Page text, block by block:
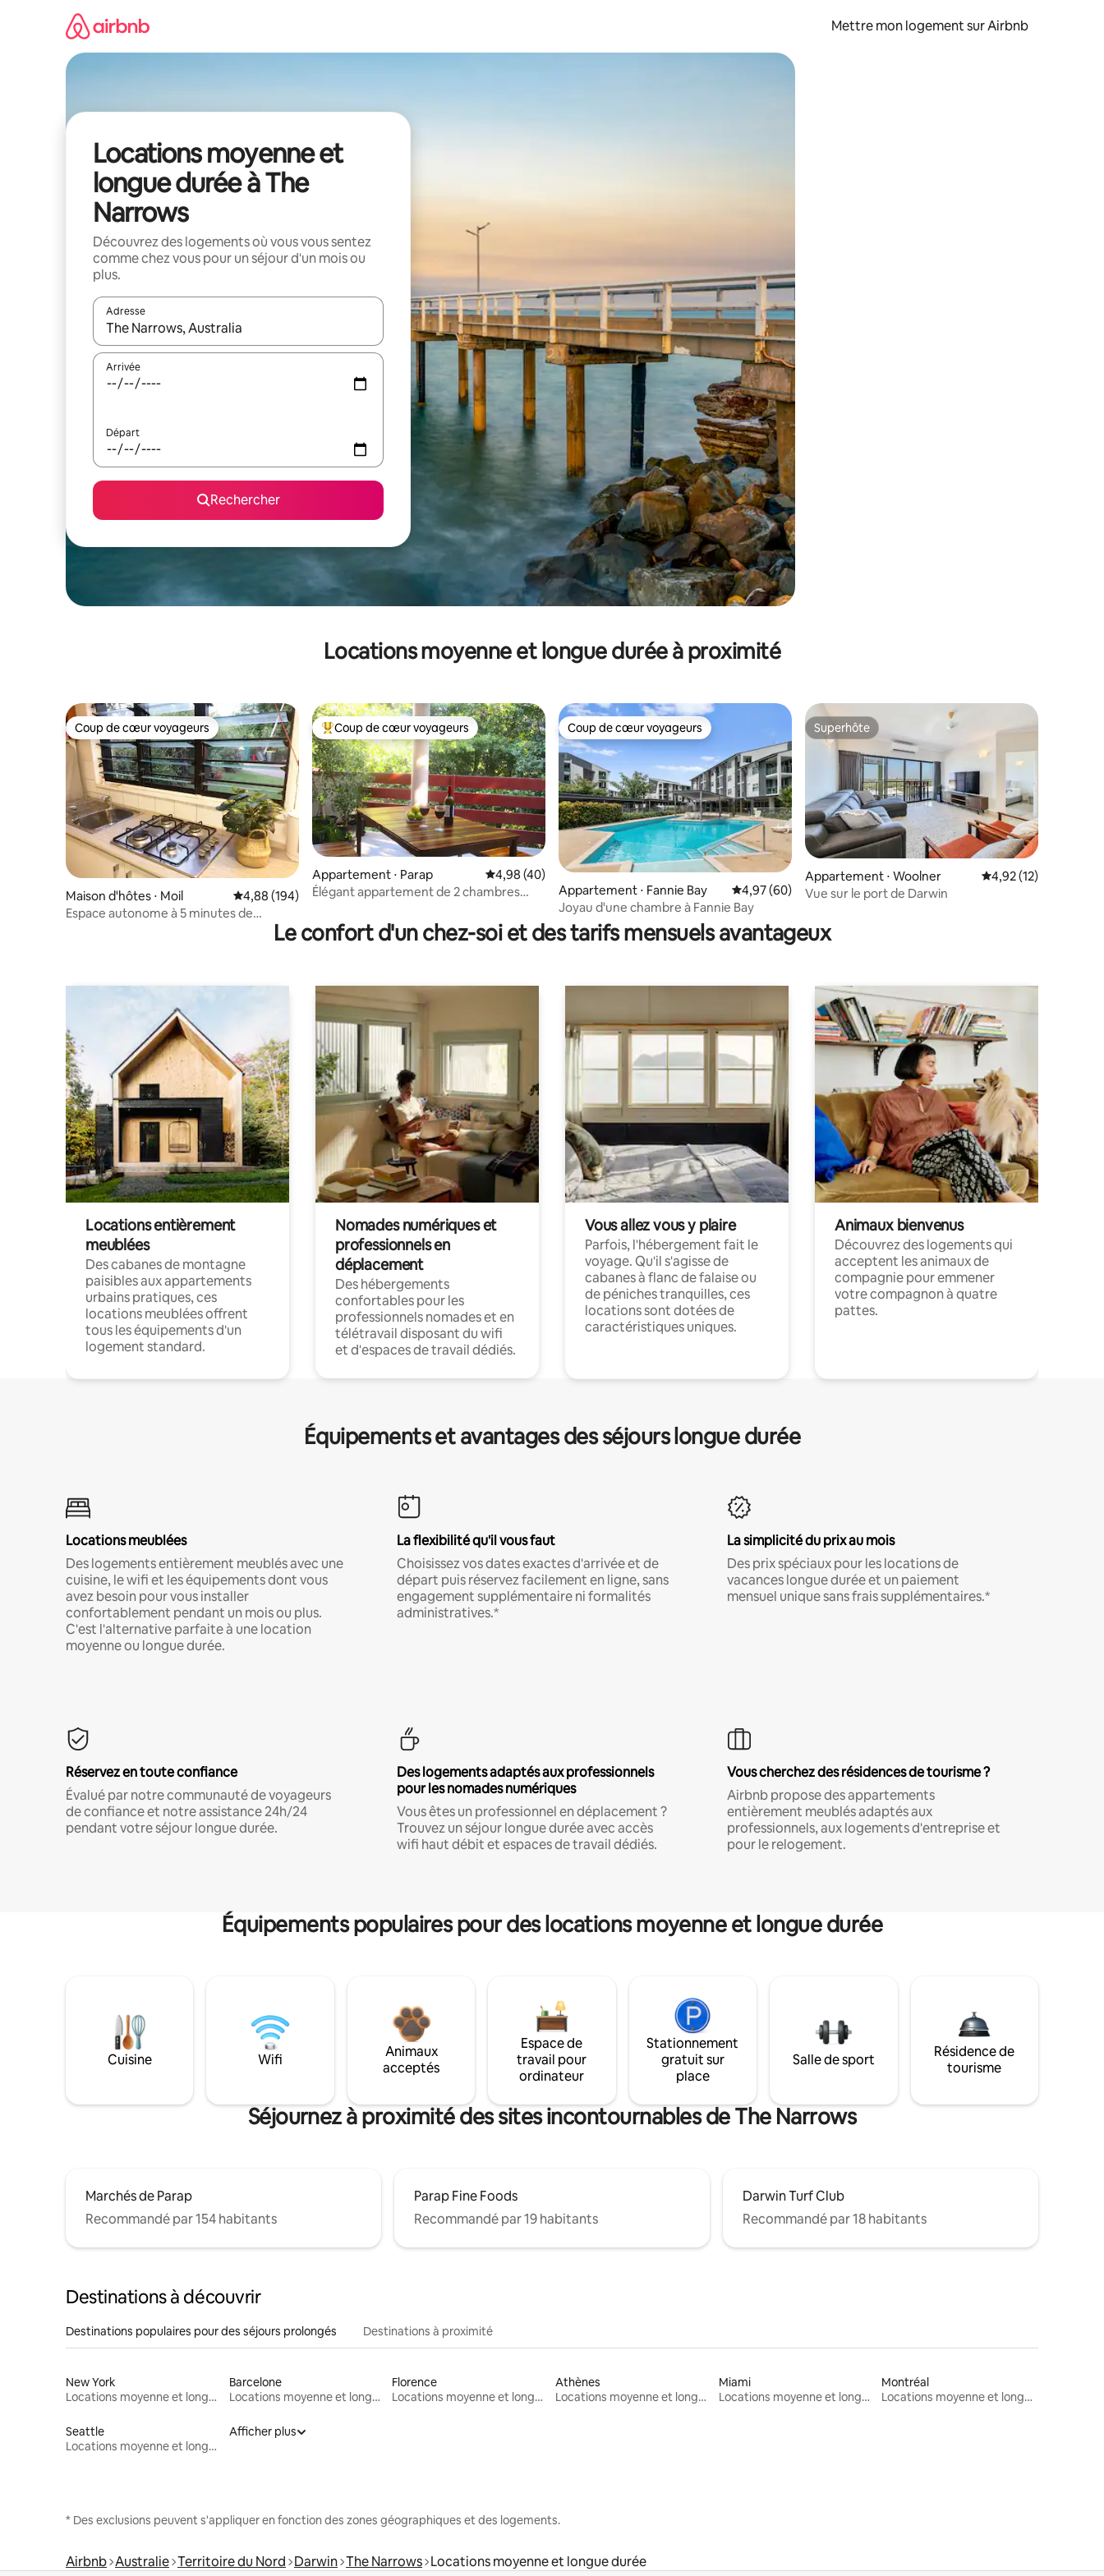
Mettre mon logement sur Airbnb
Locations moyenne et
longue durée à The
Narrows
Découvrez des logements où vous vous sentez
comme chez vous pour un séjour d'un mois ou
plus.
Adresse
Lorsque les résultats s'affichent, utilisez les flèches vers le haut et vers le bas pour les parcourir ou en appuyant et en faisant glisser.
Arrivée
Départ
Rechercher
Locations moyenne et longue durée à proximité
Coup de cœur voyageurs
Coup de cœur voyageurs
Maison d'hôtes ⋅ Moil Évaluation moyenne sur la base de 194 commentaires : 4,88 sur 5
4,88 (194)
Espace autonome à 5 minutes de
Coups de cœur voyageurs les plus appréciés
Coup de cœur voyageurs
Appartement ⋅ Parap Évaluation moyenne sur la base de 40 commentaires : 4,98 sur 5
4,98 (40)
Élégant appartement de 2 chambres
Coup de cœur voyageurs
Coup de cœur voyageurs
Appartement ⋅ Fannie Bay Évaluation moyenne sur la base de 60 commentaires : 4,97 sur 5
4,97 (60)
Joyau d'une chambre à Fannie Bay
Superhôte
Superhôte
Appartement ⋅ Woolner Évaluation moyenne
4,92 (12)
Vue sur le port de Darwin
Le confort d'un chez-soi et des tarifs mensuels avantageux
Locations entièrement
meublées
Des cabanes de montagne
paisibles aux appartements
urbains pratiques, ces
locations meublées offrent
tous les équipements d'un
logement standard.
Nomades numériques et
professionnels en
déplacement
Des hébergements
confortables pour les
professionnels nomades et en
télétravail disposant du wifi
et d'espaces de travail dédiés.
Vous allez vous y plaire
Parfois, l'hébergement fait le
voyage. Qu'il s'agisse de
cabanes à flanc de falaise ou
de péniches tranquilles, ces
locations sont dotées de
caractéristiques uniques.
Animaux bienvenus
Découvrez des logements qui
acceptent les animaux de
compagnie pour emmener
votre compagnon à quatre
pattes.
Équipements et avantages des séjours longue durée
Locations meublées
Des logements entièrement meublés avec une
cuisine, le wifi et les équipements dont vous
avez besoin pour vous installer
confortablement pendant un mois ou plus.
C'est l'alternative parfaite à une location
moyenne ou longue durée.
La flexibilité qu'il vous faut
Choisissez vos dates exactes d'arrivée et de
départ puis réservez facilement en ligne, sans
engagement supplémentaire ni formalités
administratives.*
La simplicité du prix au mois
Des prix spéciaux pour les locations de
vacances longue durée et un paiement
mensuel unique sans frais supplémentaires.*
Réservez en toute confiance
Évalué par notre communauté de voyageurs
de confiance et notre assistance 24h/24
pendant votre séjour longue durée.
Des logements adaptés aux professionnels
pour les nomades numériques
Vous êtes un professionnel en déplacement ?
Trouvez un séjour longue durée avec accès
wifi haut débit et espaces de travail dédiés.
Vous cherchez des résidences de tourisme ?
Airbnb propose des appartements
entièrement meublés adaptés aux
professionnels, aux logements d'entreprise et
pour le relogement.
Équipements populaires pour des locations moyenne et longue durée
Cuisine Wifi
Animaux
acceptés
Espace de
travail pour
ordinateur
Stationnement
gratuit sur
place
Salle de sport
Résidence de
tourisme
Séjournez à proximité des sites incontournables de The Narrows
Marchés de Parap
Recommandé par 154 habitants
Parap Fine Foods
Recommandé par 19 habitants
Darwin Turf Club
Recommandé par 18 habitants
Destinations à découvrir
Destinations populaires pour des séjours prolongés Destinations à proximité
New York
Locations moyenne et longue durée
Barcelone
Locations moyenne et longue durée
Florence
Locations moyenne et longue durée
Athènes
Locations moyenne et longue durée
Miami
Locations moyenne et longue durée
Montréal
Locations moyenne et longue durée
Seattle
Locations moyenne et longue durée
Afficher plus
* Des exclusions peuvent s'appliquer en fonction des zones géographiques et des logements.
Airbnb Australie Territoire du Nord Darwin The Narrows Locations moyenne et longue durée